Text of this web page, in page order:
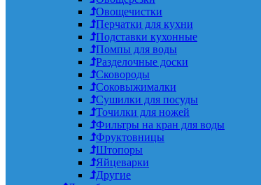
Овощечистки
Перчатки для кухни
Подставки кухонные
Помпы для воды
Разделочные доски
Сковороды
Соковыжималки
Сушилки для посуды
Точилки для ножей
Фильтры на кран для воды
Фруктовницы
Штопоры
Яйцеварки
Другие